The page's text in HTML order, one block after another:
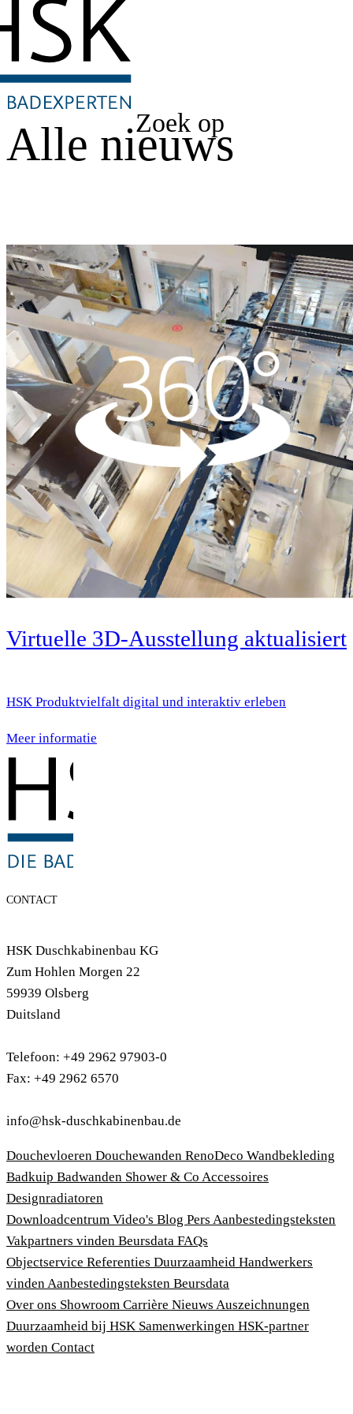
Zoek op
Alle nieuws
Virtuelle 3D-Ausstellung aktualisiert
HSK Produktvielfalt digital und interaktiv erleben
Meer informatie
CONTACT
HSK Duschkabinenbau KG
Zum Hohlen Morgen 22
59939 Olsberg
Duitsland
Telefoon: +49 2962 97903-0
Fax: +49 2962 6570
info@hsk-duschkabinenbau.de
Douchevloeren Douchewanden RenoDeco Wandbekleding
Badkuip Badwanden Shower & Co Accessoires
Designradiatoren
Downloadcentrum Video's Blog Pers Aanbestedingsteksten
Vakpartners vinden Beursdata FAQs
Objectservice Referenties Duurzaamheid Handwerkers
vindenAanbestedingsteksten Beursdata
Over ons Showroom Carrière Nieuws Auszeichnungen
Duurzaamheid bij HSK Samenwerkingen HSK-partner
worden Contact